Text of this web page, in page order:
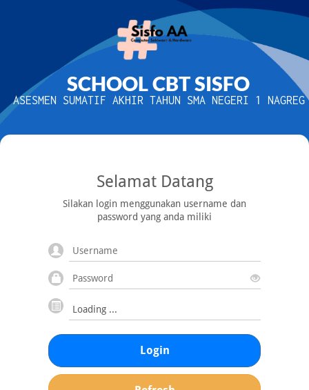
SCHOOL CBT SISFO
ASESMEN SUMATIF AKHIR TAHUN SMA NEGERI 1 NAGREG
Selamat Datang
Silakan login menggunakan username dan
password yang anda miliki
Login